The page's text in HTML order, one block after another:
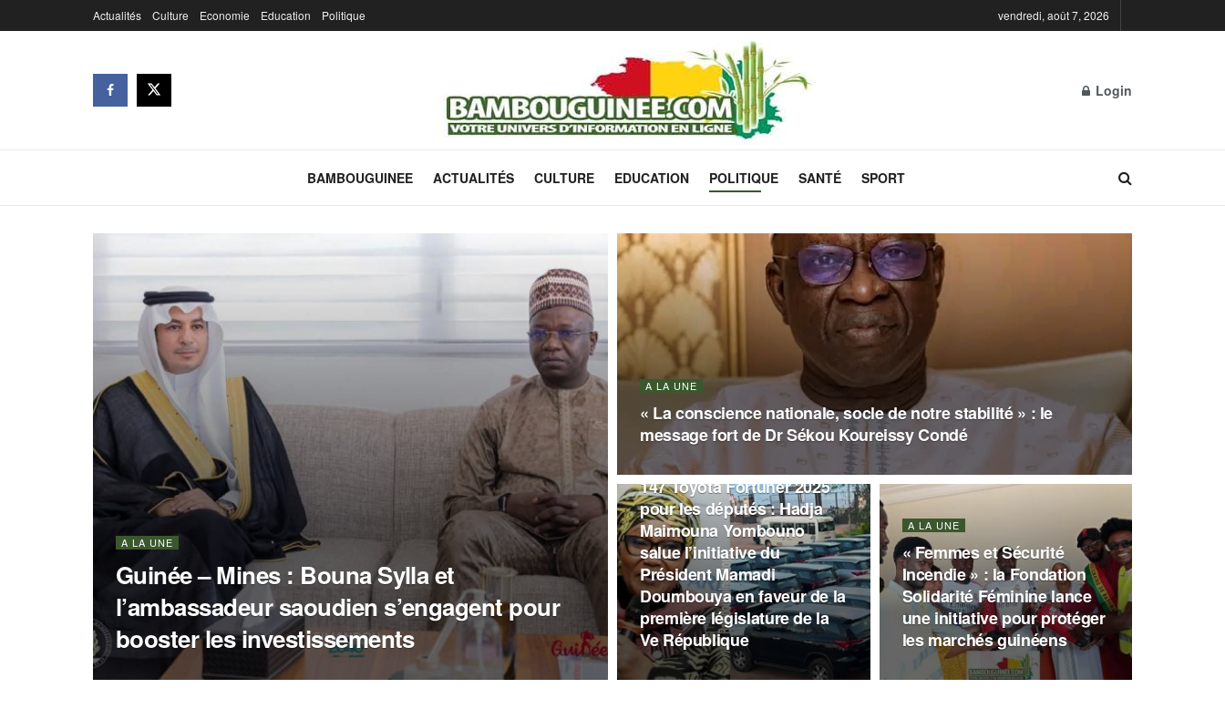
Actualités Culture Economie Education Politique vendredi, août 7, 2026
Login
BAMBOUGUINEE ACTUALITÉS CULTURE EDUCATION POLITIQUE SANTÉ SPORT
A LA UNE
Guinée – Mines : Bouna Sylla et
l’ambassadeur saoudien s’engagent pour
booster les investissements
A LA UNE
« La conscience nationale, socle de notre stabilité » : le
message fort de Dr Sékou Koureissy Condé
A LA UNE
147 Toyota Fortuner 2025
pour les députés : Hadja
Maimouna Yombouno
salue l’initiative du
Président Mamadi
Doumbouya en faveur de la
première législature de la
Ve République
A LA UNE
« Femmes et Sécurité
Incendie » : la Fondation
Solidarité Féminine lance
une initiative pour protéger
les marchés guinéens